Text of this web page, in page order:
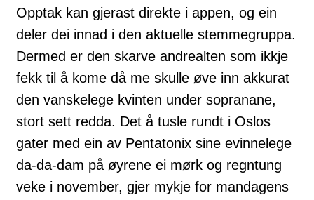
Opptak kan gjerast direkte i appen, og ein
deler dei innad i den aktuelle stemmegruppa.
Dermed er den skarve andrealten som ikkje
fekk til å kome då me skulle øve inn akkurat
den vanskelege kvinten under sopranane,
stort sett redda. Det å tusle rundt i Oslos
gater med ein av Pentatonix sine evinnelege
da-da-dam på øyrene ei mørk og regntung
veke i november, gjer mykje for mandagens